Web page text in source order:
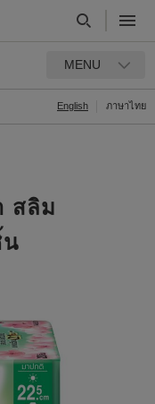
MENU
English ภาษาไทย
สลิม
น